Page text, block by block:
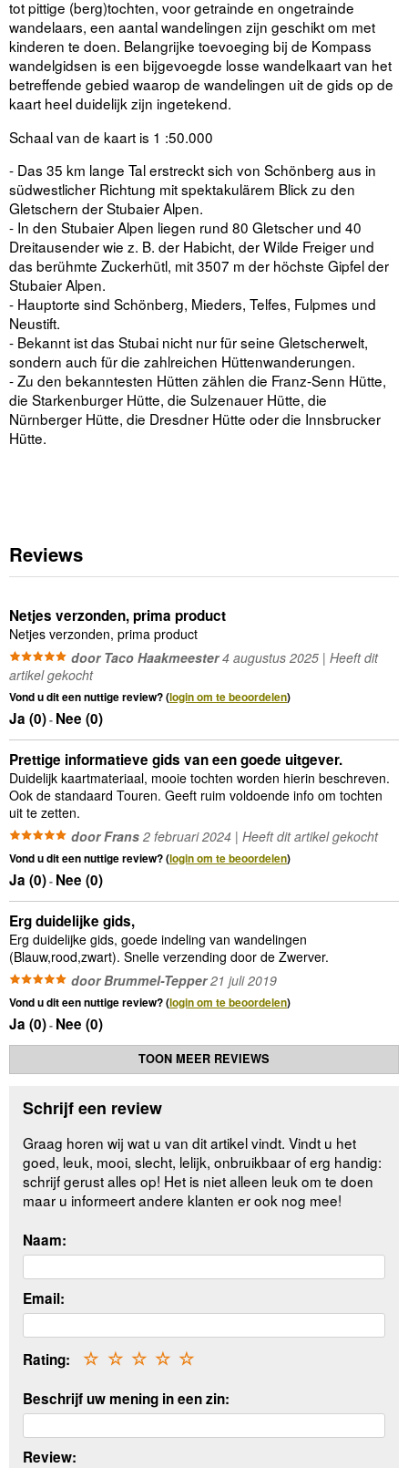
tot pittige (berg)tochten, voor getrainde en ongetrainde
wandelaars, een aantal wandelingen zijn geschikt om met
kinderen te doen. Belangrijke toevoeging bij de Kompass
wandelgidsen is een bijgevoegde losse wandelkaart van het
betreffende gebied waarop de wandelingen uit de gids op de
kaart heel duidelijk zijn ingetekend.
Schaal van de kaart is 1 :50.000
- Das 35 km lange Tal erstreckt sich von Schönberg aus in
südwestlicher Richtung mit spektakulärem Blick zu den
Gletschern der Stubaier Alpen.
- In den Stubaier Alpen liegen rund 80 Gletscher und 40
Dreitausender wie z. B. der Habicht, der Wilde Freiger und
das berühmte Zuckerhütl, mit 3507 m der höchste Gipfel der
Stubaier Alpen.
- Hauptorte sind Schönberg, Mieders, Telfes, Fulpmes und
Neustift.
- Bekannt ist das Stubai nicht nur für seine Gletscherwelt,
sondern auch für die zahlreichen Hüttenwanderungen.
- Zu den bekanntesten Hütten zählen die Franz-Senn Hütte,
die Starkenburger Hütte, die Sulzenauer Hütte, die
Nürnberger Hütte, die Dresdner Hütte oder die Innsbrucker
Hütte.
Reviews
Netjes verzonden, prima product
Netjes verzonden, prima product
door Taco Haakmeester4 augustus 2025 | Heeft dit
artikel gekocht
Vond u dit een nuttige review? (login om te beoordelen)
Ja (0)- Nee (0)
Prettige informatieve gids van een goede uitgever.
Duidelijk kaartmateriaal, mooie tochten worden hierin beschreven.
Ook de standaard Touren. Geeft ruim voldoende info om tochten
uit te zetten.
door Frans 2 februari 2024 | Heeft dit artikel gekocht
Vond u dit een nuttige review? (login om te beoordelen)
Ja (0)- Nee (0)
Erg duidelijke gids,
Erg duidelijke gids, goede indeling van wandelingen
(Blauw,rood,zwart). Snelle verzending door de Zwerver.
door Brummel-Tepper21 juli 2019
Vond u dit een nuttige review? (login om te beoordelen)
Ja (0)- Nee (0)
TOON MEER REVIEWS
Schrijf een review
Graag horen wij wat u van dit artikel vindt. Vindt u het
goed, leuk, mooi, slecht, lelijk, onbruikbaar of erg handig:
schrijf gerust alles op! Het is niet alleen leuk om te doen
maar u informeert andere klanten er ook nog mee!
Naam:
Email:
Rating: ☆
☆
☆
☆
☆
Beschrijf uw mening in een zin:
Review: